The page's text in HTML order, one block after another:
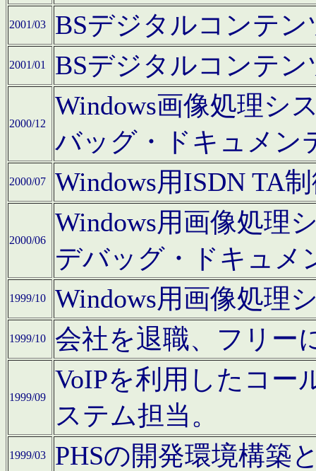
2001/03 BSデジタルコンテ
2001/01 BSデジタルコンテ
2000/12
Windows画像処理シ
バッグ・ドキュメン
2000/07 Windows用ISDN TA
2000/06
Windows用画像処理
デバッグ・ドキュメ
1999/10 Windows用画像処理
1999/10 会社を退職、フリー
1999/09
VoIPを利用したコー
ステム担当。
1999/03 PHSの開発環境構築